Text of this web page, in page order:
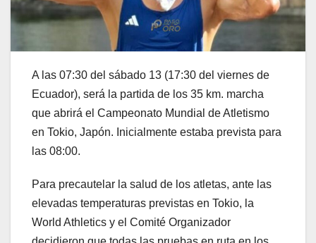
A las 07:30 del sábado 13 (17:30 del viernes de
Ecuador), será la partida de los 35 km. marcha
que abrirá el Campeonato Mundial de Atletismo
en Tokio, Japón. Inicialmente estaba prevista para
las 08:00.
Para precautelar la salud de los atletas, ante las
elevadas temperaturas previstas en Tokio, la
World Athletics y el Comité Organizador